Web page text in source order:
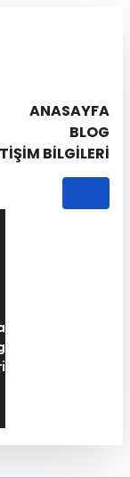
ANASAYFA
BLOG
BILGILERI